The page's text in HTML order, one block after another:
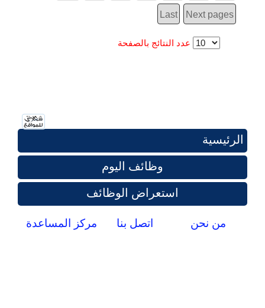
Next pages
Last
عدد النتائج بالصفحة
الرئيسية
وظائف اليوم
استعراض الوظائف
من نحن اتصل بنا مركز المساعدة